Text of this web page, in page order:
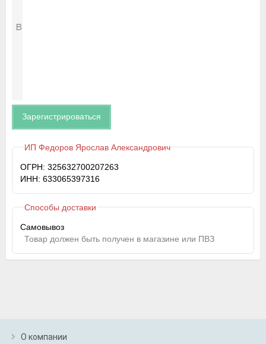
Зарегистрироваться
ИП Федоров Ярослав Александрович
ОГРН: 325632700207263
ИНН: 633065397316
Способы доставки
Самовывоз
Товар должен быть получен в магазине или ПВЗ
О компании